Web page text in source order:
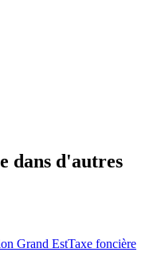
dans d'autres
Grand EstTaxe foncière